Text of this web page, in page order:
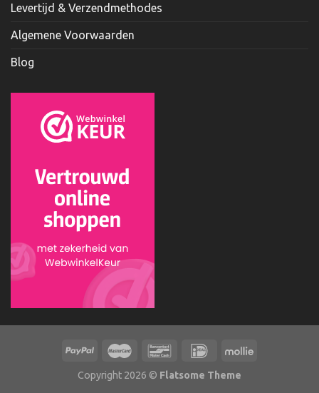
Levertijd & Verzendmethodes
Algemene Voorwaarden
Blog
Copyright 2026 © Flatsome Theme